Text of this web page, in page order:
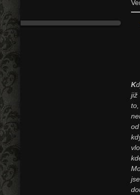
K
již